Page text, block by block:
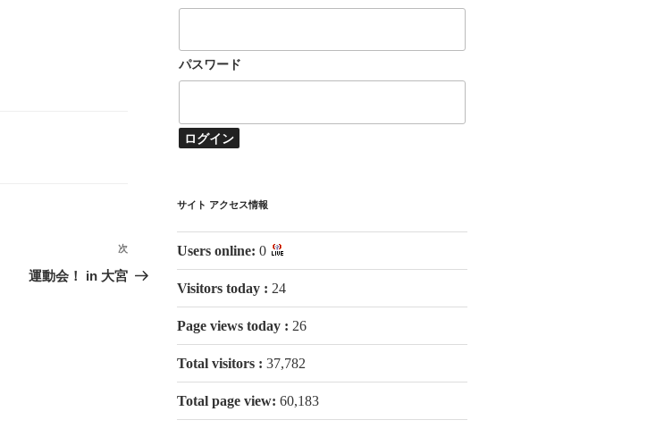
次
の
次
運動会！ in 大宮
パスワード
サイト アクセス情報
Users online: 0
Visitors today : 24
Page views today : 26
Total visitors : 37,782
Total page view: 60,183